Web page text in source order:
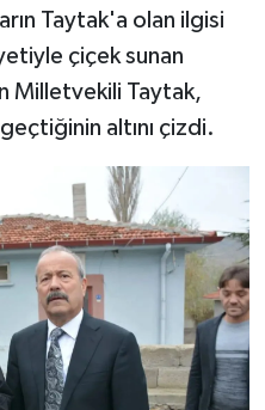
Taytak'a olan ilgisi
çiçek sunan
Milletvekili Taytak,
altını çizdi.